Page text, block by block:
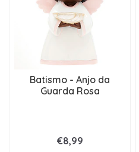
Batismo - Anjo da
Guarda Rosa
€8,99